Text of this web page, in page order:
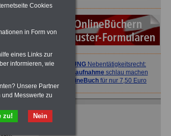
ACHTUNG Nebentätigkeitsrecht:
vor Jobaufnahmeschlau machen
OnlineBuch für nur 7,50 Euro
Cookies
in Form von
eines Links zur
informieren, wie
Unsere Partner
Messwerte zu
Nein
zu!